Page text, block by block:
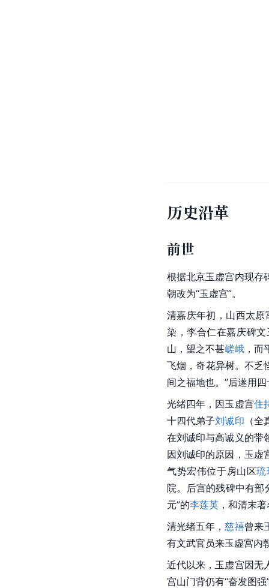
历史沿革
前世
根据北京玉虚宫内现存
朝改为“玉虚宫”。
清嘉庆年初，山西太
染，李合仁在嘉庆碑
山，望之不甚嵯峨，而
飞烟，奇花异树。不
间之福地也。”后遂用
光绪四年，因玉虚宫住
十四代弟子刘诚印 （
在刘诚印与高诚义的带
因刘诚印的原因，玉虚
气势宏伟位于房山区琉
院。后宫的残碑中有部
元”的李莲英 ，和清末
清光绪五年，慈禧曾来
有文武官员来玉虚宫内
近代以来，玉虚宫因无
宫山门背仍有“奋发图强